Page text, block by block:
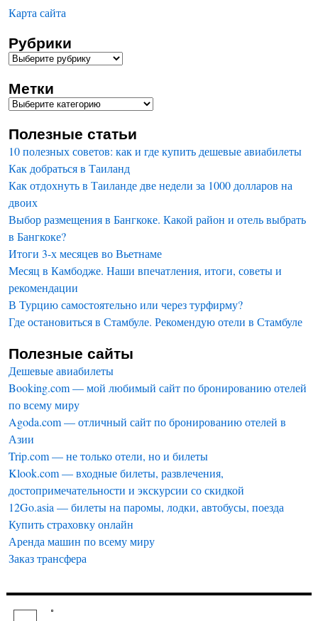
Карта сайта
Рубрики
Метки
Полезные статьи
10 полезных советов: как и где купить дешевые авиабилеты
Как добраться в Таиланд
Как отдохнуть в Таиланде две недели за 1000 долларов на
двоих
Выбор размещения в Бангкоке. Какой район и отель выбрать
в Бангкоке?
Итоги 3-х месяцев во Вьетнаме
Месяц в Камбодже. Наши впечатления, итоги, советы и
рекомендации
В Турцию самостоятельно или через турфирму?
Где остановиться в Стамбуле. Рекомендую отели в Стамбуле
Полезные сайты
Дешевые авиабилеты
Booking.com — мой любимый сайт по бронированию отелей
по всему миру
Agoda.com — отличный сайт по бронированию отелей в
Азии
Trip.com — не только отели, но и билеты
Klook.com — входные билеты, развлечения,
достопримечательности и экскурсии со скидкой
12Go.asia — билеты на паромы, лодки, автобусы, поезда
Купить страховку онлайн
Аренда машин по всему миру
Заказ трансфера